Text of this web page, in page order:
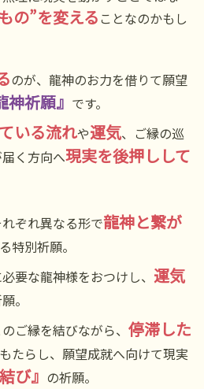
の”を変える ことなのかもし
のが、龍神のお力を借りて願望
神祈願』 です。
いる流れや運気、ご縁の巡
く方向へ現実を後押しして
ぞれ異なる形で龍神と繋が
特別祈願。
要な龍神様をおつけし、 運気
。
ご縁を結びながら、 停滞した
たらし、願望成就へ向けて現実
び』 の祈願。